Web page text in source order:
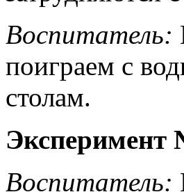
Воспитатель:
поиграем с
столам.
Эксперимент
Воспитатель: